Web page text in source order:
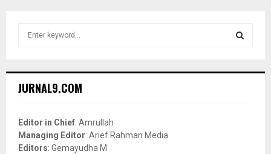
h
o
r
:
JURNAL9.COM
Editor in Chief: Amrullah
Managing Editor: Arief Rahman Media
Editors: Gemayudha M